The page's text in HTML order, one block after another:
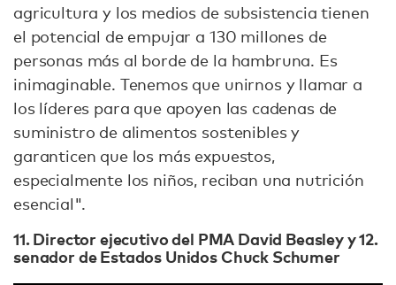
agricultura y los medios de subsistencia tienen
el potencial de empujar a 130 millones de
personas más al borde de la hambruna. Es
inimaginable. Tenemos que unirnos y llamar a
los líderes para que apoyen las cadenas de
suministro de alimentos sostenibles y
garanticen que los más expuestos,
especialmente los niños, reciban una nutrición
esencial".
11. Director ejecutivo del PMA David Beasley y 12.
senador de Estados Unidos Chuck Schumer